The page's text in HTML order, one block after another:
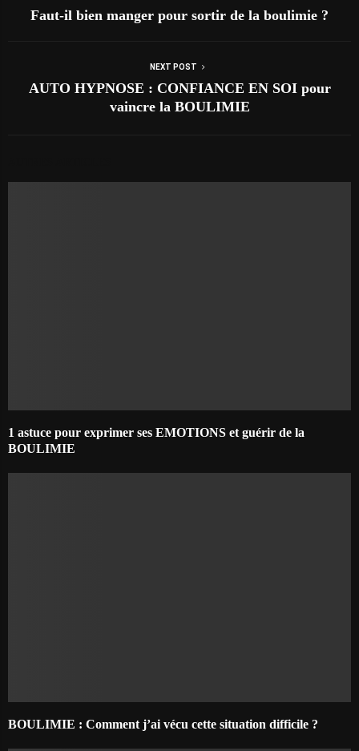
Faut-il bien manger pour sortir de la boulimie ?
NEXT POST
AUTO HYPNOSE : CONFIANCE EN SOI pour
vaincre la BOULIMIE
1 astuce pour exprimer ses EMOTIONS et guérir de la
BOULIMIE
BOULIMIE : Comment j’ai vécu cette situation difficile ?